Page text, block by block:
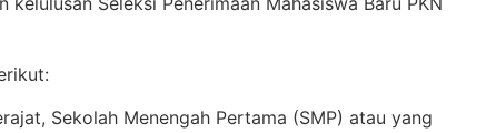
Sekolah Menengah Pertama (SMP) atau yang